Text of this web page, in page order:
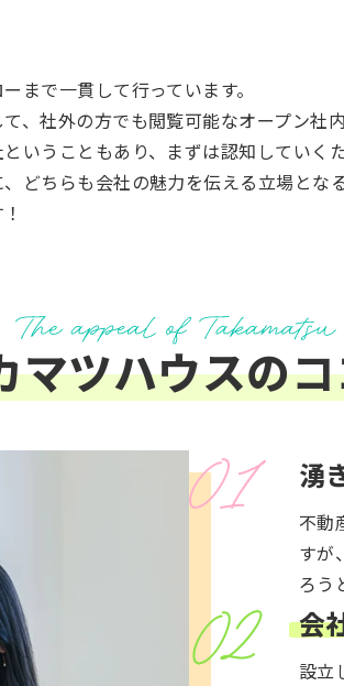
まで一貫して行っています。
、社外の方でも閲覧可能なオープン社
いうこともあり、まずは認知していく
どちらも会社の魅力を伝える立場とな
マツハウスの
湧
不動
すが
ろう
会
設立